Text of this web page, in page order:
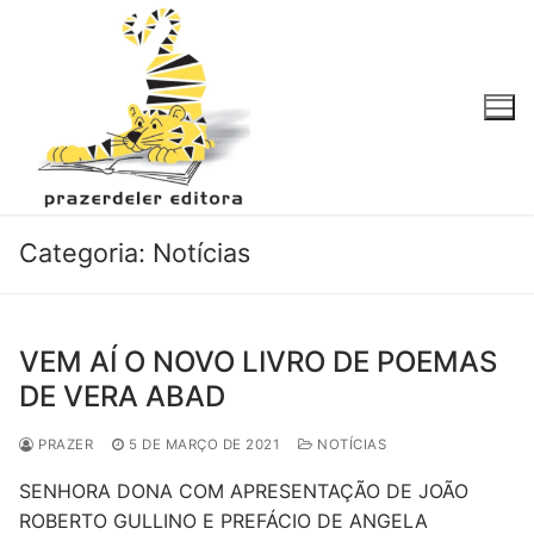
Categoria: Notícias
VEM AÍ O NOVO LIVRO DE POEMAS
DE VERA ABAD
PRAZER 5 DE MARÇO DE 2021 NOTÍCIAS
SENHORA DONA COM APRESENTAÇÃO DE JOÃO
ROBERTO GULLINO E PREFÁCIO DE ANGELA